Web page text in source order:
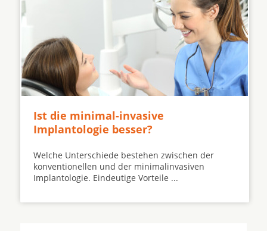
Ist die minimal-invasive
Implantologie besser?
Welche Unterschiede bestehen zwischen der
konventionellen und der minimalinvasiven
Implantologie. Eindeutige Vorteile ...